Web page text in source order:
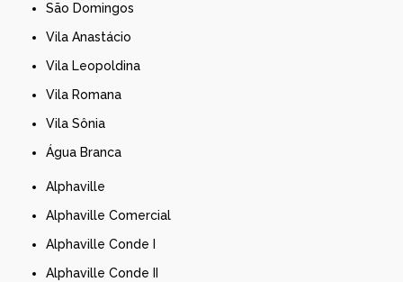
São Domingos
Vila Anastácio
Vila Leopoldina
Vila Romana
Vila Sônia
Água Branca
Alphaville
Alphaville Comercial
Alphaville Conde I
Alphaville Conde II